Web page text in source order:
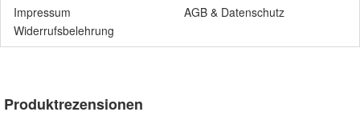
Impressum
AGB & Datenschutz
Widerrufsbelehrung
Produktrezensionen